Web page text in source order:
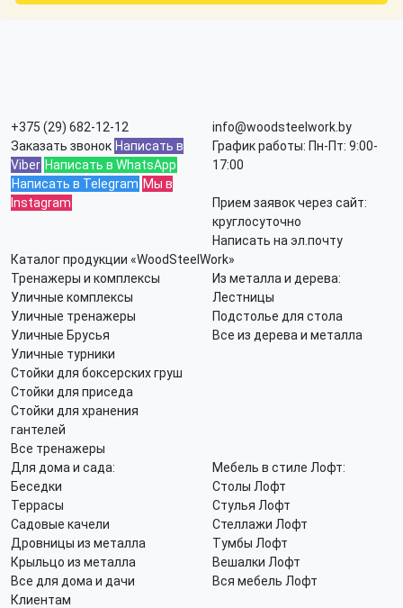
+375 (29) 682-12-12
Заказать звонок Написать в
Viber Написать в WhatsApp
Написать в Telegram Мы в
Instagram
info@woodsteelwork.by
График работы: Пн-Пт: 9:00-
17:00
Прием заявок через сайт:
круглосуточно
Написать на эл.почту
Каталог продукции «WoodSteelWork»
Тренажеры и комплексы
Уличные комплексы
Уличные тренажеры
Уличные Брусья
Уличные турники
Стойки для боксерских груш
Стойки для приседа
Стойки для хранения
гантелей
Все тренажеры
Из металла и дерева:
Лестницы
Подстолье для стола
Все из дерева и металла
Для дома и сада:
Беседки
Террасы
Садовые качели
Дровницы из металла
Крыльцо из металла
Все для дома и дачи
Мебель в стиле Лофт:
Столы Лофт
Стулья Лофт
Стеллажи Лофт
Тумбы Лофт
Вешалки Лофт
Вся мебель Лофт
Клиентам